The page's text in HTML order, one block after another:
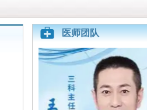
医师团队